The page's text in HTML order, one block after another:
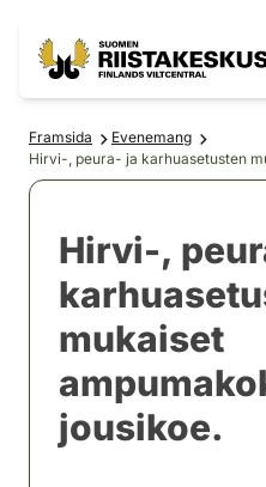
Framsida
Evenemang
Hirvi-, peura- ja karhuasetusten
Hirvi-,
mukaiset
jousikoe.